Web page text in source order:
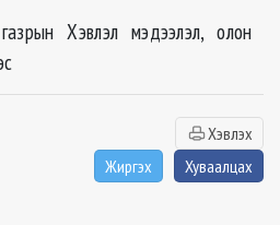
Хэвлэл мэдээлэл, олон
Хэвлэх
Жиргэх
Хуваалцах